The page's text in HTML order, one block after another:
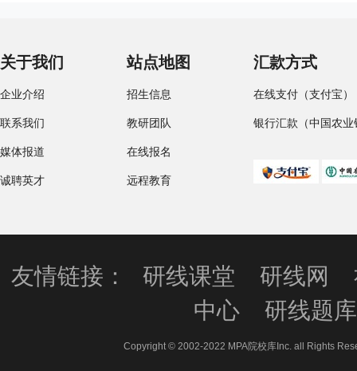
关于我们
企业介绍
联系我们
媒体报道
诚聘英才
站点地图
招生信息
教研团队
在线报名
远程教育
汇款方式
在线支付（支付宝）
银行汇款（中国农业
友情链接： 研线课堂 研线网
中心
研线题库
Copyright © 2002-2022 MPA院校库Inc. all Rights